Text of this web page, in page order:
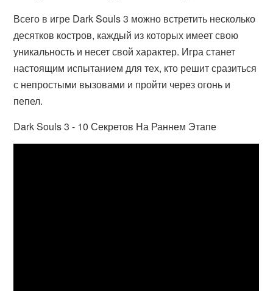
Всего в игре Dark Souls 3 можно встретить несколько
десятков костров, каждый из которых имеет свою
уникальность и несет свой характер. Игра станет
настоящим испытанием для тех, кто решит сразиться
с непростыми вызовами и пройти через огонь и
пепел.
Dark Souls 3 - 10 Секретов На Раннем Этапе